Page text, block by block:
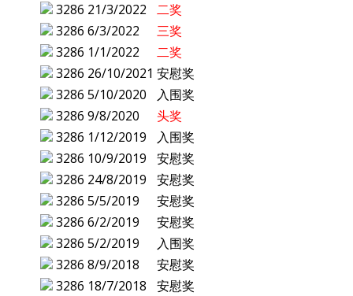
3286 21/3/2022
二奖
3286 6/3/2022
三奖
3286 1/1/2022
二奖
3286 26/10/2021 安慰奖
3286 5/10/2020
入围奖
3286 9/8/2020
头奖
3286 1/12/2019
入围奖
3286 10/9/2019
安慰奖
3286 24/8/2019
安慰奖
3286 5/5/2019
安慰奖
3286 6/2/2019
安慰奖
3286 5/2/2019
入围奖
3286 8/9/2018
安慰奖
3286 18/7/2018
安慰奖